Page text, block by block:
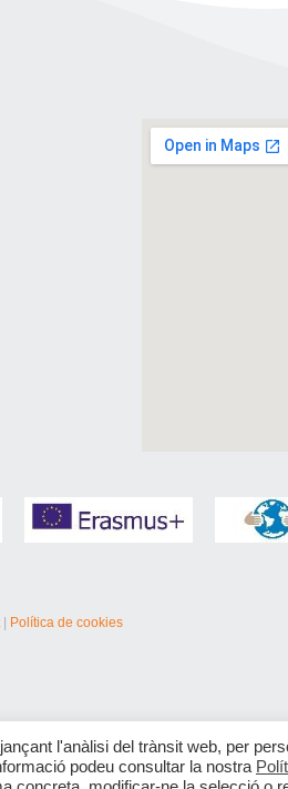
| Política de cookies
l'anàlisi del trànsit web, per
podeu consultar la nostra